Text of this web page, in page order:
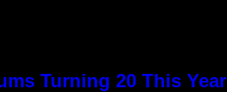
Turning 20 This Year